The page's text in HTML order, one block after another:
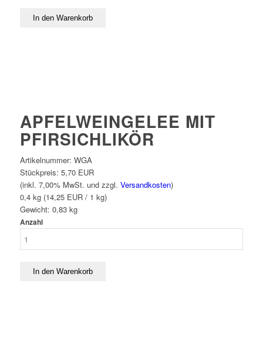
APFELWEINGELEE MIT
PFIRSICHLIKÖR
Artikelnummer: WGA
Stückpreis: 5,70 EUR
(inkl. 7,00% MwSt. und zzgl. Versandkosten)
0,4 kg (14,25 EUR / 1 kg)
Gewicht: 0,83kg
Anzahl